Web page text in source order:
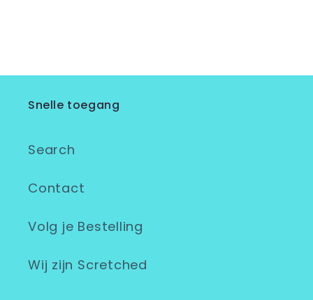
Snelle toegang
Search
Contact
Volg je Bestelling
Wij zijn Scretched